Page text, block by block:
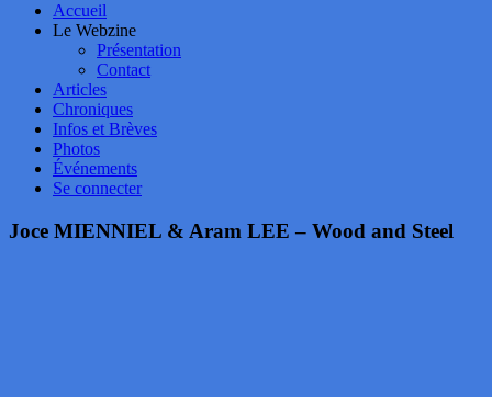
Accueil
Le Webzine
Présentation
Contact
Articles
Chroniques
Infos et Brèves
Photos
Événements
Se connecter
Joce MIENNIEL & Aram LEE – Wood and Steel